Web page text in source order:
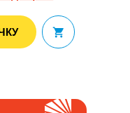
В корзину